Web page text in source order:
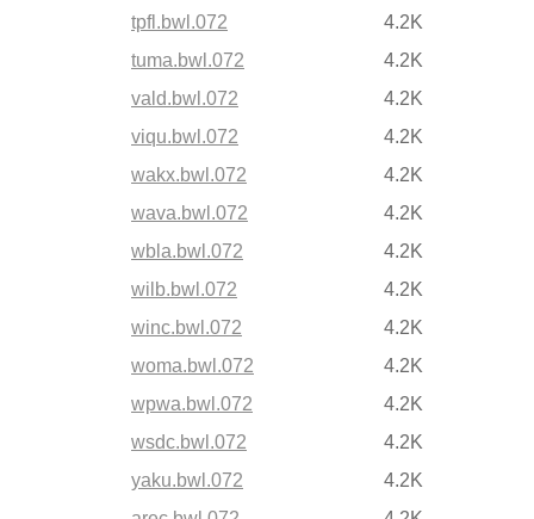
tpfl.bwl.072
4.2K
tuma.bwl.072
4.2K
vald.bwl.072
4.2K
viqu.bwl.072
4.2K
wakx.bwl.072
4.2K
wava.bwl.072
4.2K
wbla.bwl.072
4.2K
wilb.bwl.072
4.2K
winc.bwl.072
4.2K
woma.bwl.072
4.2K
wpwa.bwl.072
4.2K
wsdc.bwl.072
4.2K
yaku.bwl.072
4.2K